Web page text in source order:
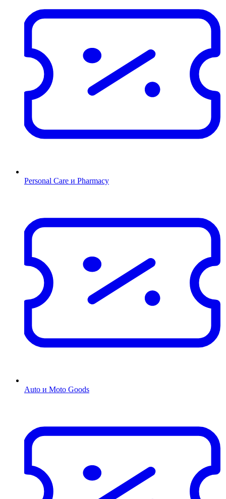
Personal Care и Pharmacy
Auto и Moto Goods